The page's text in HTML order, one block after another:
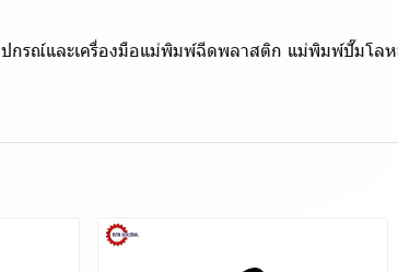
รณ์และเครื่องมือแม่พิมพ์ฉีดพลาสติก แม่พิมพ์ปั๊มโลห